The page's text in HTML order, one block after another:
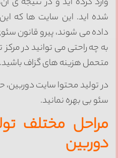
اید. این سایت ها که این
می شوند، پیرو قانون
چه راحتی می توانید در مرکز
هزینه های گزاف باشید.
تولید محتوا سایت دوربین،
بی بهره نمانید.
مختلف